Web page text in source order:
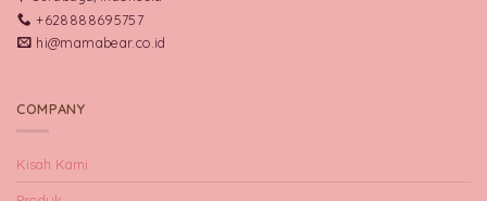
+628888695757
hi@mamabear.co.id
COMPANY
Kisah Kami